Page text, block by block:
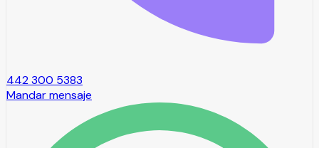
442 300 5383
Mandar mensaje